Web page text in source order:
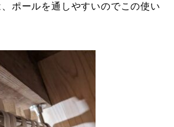
ポールを通しやすいのでこの使い